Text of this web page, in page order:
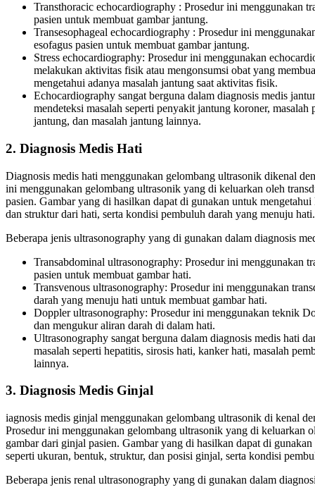
Transthoracic echocardiography : Prosedur ini menggunakan
pasien untuk membuat gambar jantung.
Transesophageal echocardiography : Prosedur ini
esofagus pasien untuk membuat gambar jantung.
Stress echocardiography: Prosedur ini menggunakan
melakukan aktivitas fisik atau mengonsumsi obat yang
mengetahui adanya masalah jantung saat aktivitas fisik.
Echocardiography sangat berguna dalam diagnosis medis
mendeteksi masalah seperti penyakit jantung koroner, masalah
jantung, dan masalah jantung lainnya.
2. Diagnosis Medis Hati
Diagnosis medis hati menggunakan gelombang ultrasonik dikenal
ini menggunakan gelombang ultrasonik yang di keluarkan oleh
pasien. Gambar yang di hasilkan dapat di gunakan untuk
dan struktur dari hati, serta kondisi pembuluh darah yang menuju hati.
Beberapa jenis ultrasonography yang di gunakan dalam diagnosis
Transabdominal ultrasonography: Prosedur ini menggunakan
pasien untuk membuat gambar hati.
Transvenous ultrasonography: Prosedur ini menggunakan
darah yang menuju hati untuk membuat gambar hati.
Doppler ultrasonography: Prosedur ini menggunakan teknik
dan mengukur aliran darah di dalam hati.
Ultrasonography sangat berguna dalam diagnosis medis hati
masalah seperti hepatitis, sirosis hati, kanker hati, masalah
lainnya.
3. Diagnosis Medis Ginjal
iagnosis medis ginjal menggunakan gelombang ultrasonik di kenal
Prosedur ini menggunakan gelombang ultrasonik yang di keluarkan
gambar dari ginjal pasien. Gambar yang di hasilkan dapat di
seperti ukuran, bentuk, struktur, dan posisi ginjal, serta kondisi
Beberapa jenis renal ultrasonography yang di gunakan dalam